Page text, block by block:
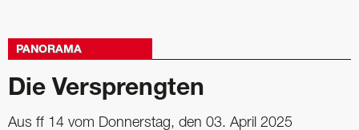
PANORAMA
Die Versprengten
Aus ff 14 vom Donnerstag, den 03. April 2025